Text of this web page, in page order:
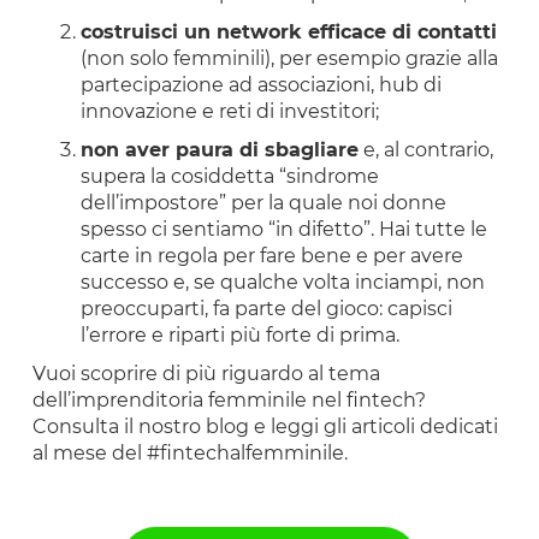
costruisci un network efficace di contatti
(non solo femminili), per esempio grazie alla
partecipazione ad associazioni, hub di
innovazione e reti di investitori;
non aver paura di sbagliare e, al contrario,
supera la cosiddetta “sindrome
dell’impostore” per la quale noi donne
spesso ci sentiamo “in difetto”. Hai tutte le
carte in regola per fare bene e per avere
successo e, se qualche volta inciampi, non
preoccuparti, fa parte del gioco: capisci
l’errore e riparti più forte di prima.
Vuoi scoprire di più riguardo al tema
dell’imprenditoria femminile nel fintech?
Consulta il nostro blog e leggi gli articoli dedicati
al mese del #fintechalfemminile.